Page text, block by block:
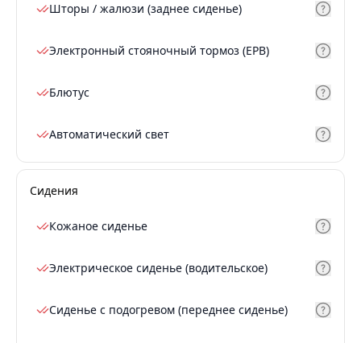
Шторы / жалюзи (заднее сиденье)
Электронный стояночный тормоз (EPB)
Блютус
Автоматический свет
Сидения
Кожаное сиденье
Электрическое сиденье (водительское)
Сиденье с подогревом (переднее сиденье)